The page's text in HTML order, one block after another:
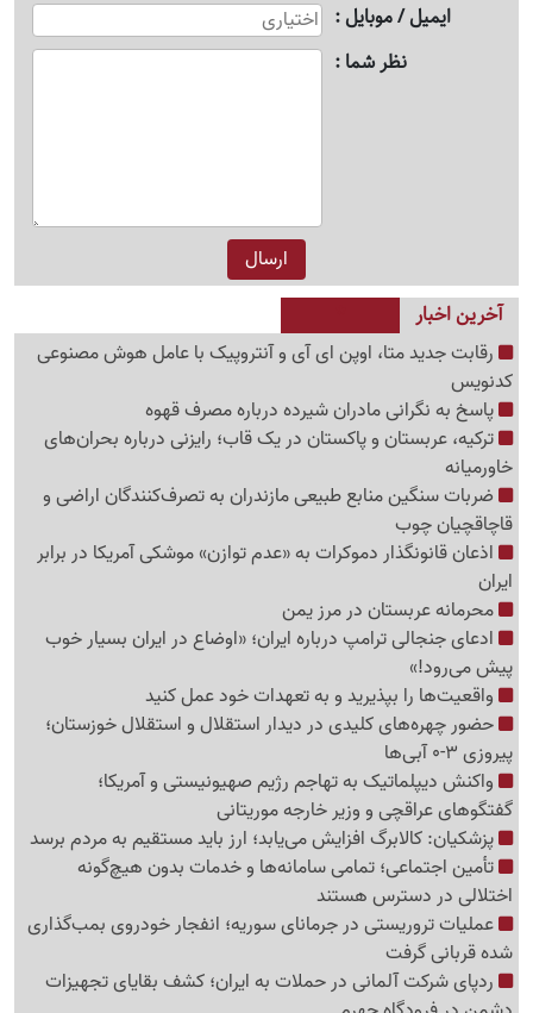
ایمیل / موبایل
نظر شما
آخرین اخبار
رقابت جدید متا، اوپن ای آی و آنتروپیک با عامل هوش مصنوعی
کدنویس
پاسخ به نگرانی مادران شیرده درباره مصرف قهوه
ترکیه، عربستان و پاکستان در یک قاب؛ رایزنی درباره بحران‌های
خاورمیانه
ضربات سنگین منابع طبیعی مازندران به تصرف‌کنندگان اراضی و
قاچاقچیان چوب
اذعان قانونگذار دموکرات به «عدم توازن» موشکی آمریکا در برابر
ایران
محرمانه عربستان در مرز یمن
ادعای جنجالی ترامپ درباره ایران؛ «اوضاع در ایران بسیار خوب
پیش می‌رود!»
واقعیت‌ها را بپذیرید و به تعهدات خود عمل کنید
حضور چهره‌های کلیدی در دیدار استقلال و استقلال خوزستان؛
پیروزی 3-0 آبی‌ها
واکنش دیپلماتیک به تهاجم رژیم صهیونیستی و آمریکا؛
گفتگوهای عراقچی و وزیر خارجه موریتانی
پزشکیان: کالابرگ افزایش می‌یابد؛ ارز باید مستقیم به مردم برسد
تأمین اجتماعی؛ تمامی سامانه‌ها و خدمات بدون هیچ‌گونه
اختلالی در دسترس هستند
عملیات تروریستی در جرمانای سوریه؛ انفجار خودروی بمب‌گذاری
شده قربانی گرفت
ردپای شرکت آلمانی در حملات به ایران؛ کشف بقایای تجهیزات